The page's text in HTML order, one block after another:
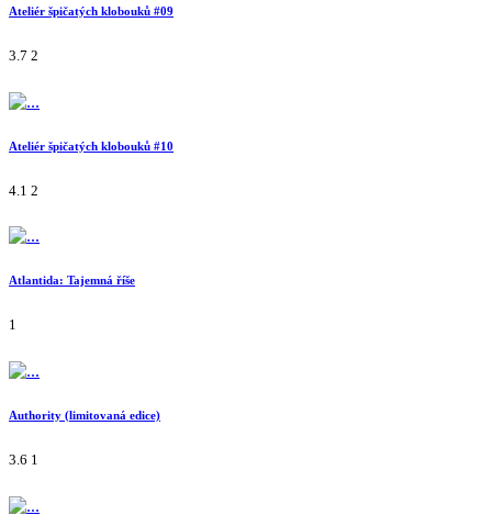
Ateliér špičatých klobouků #09
3.7 2
Ateliér špičatých klobouků #10
4.1 2
Atlantida: Tajemná říše
1
Authority (limitovaná edice)
3.6 1